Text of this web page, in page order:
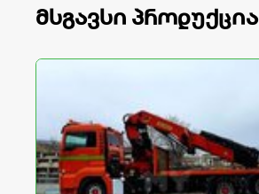
მსგავსი პროდუქცია